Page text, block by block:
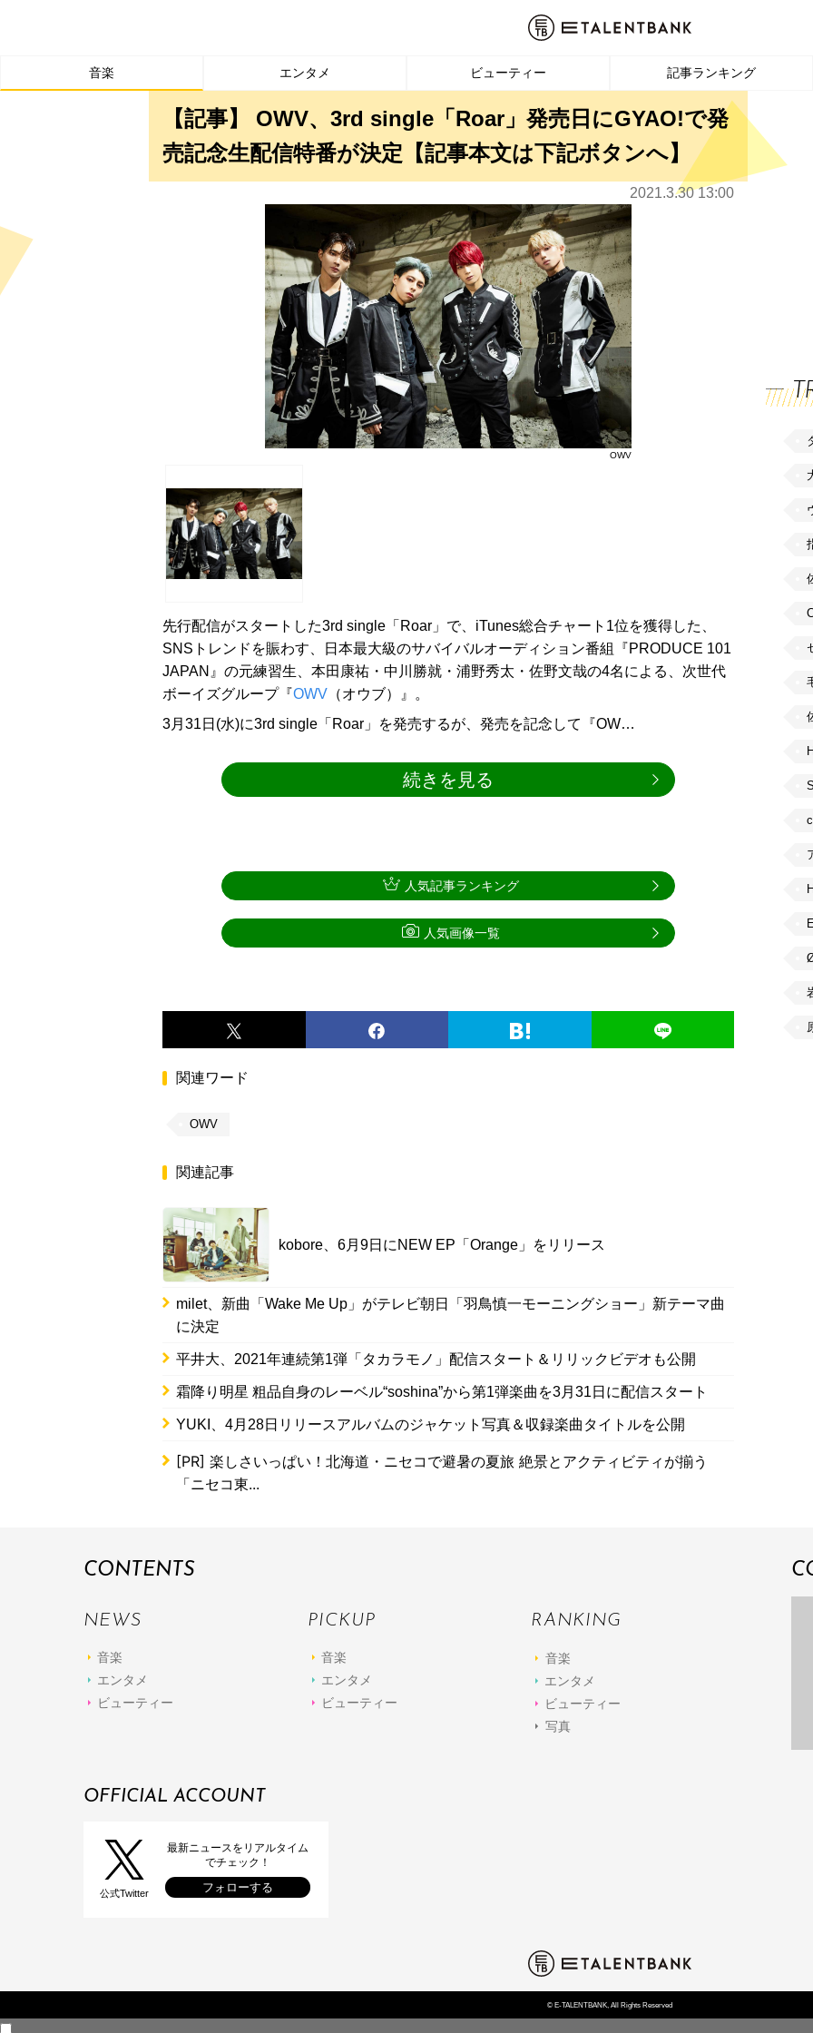
音楽 エンタメ ビューティー 記事ランキング
【記事】 OWV、3rd single「Roar」発売日にGYAO!で発
売記念生配信特番が決定【記事本文は下記ボタンへ】
2021.3.30 13:00
OWV
先行配信がスタートした3rd single「Roar」で、iTunes総合チャート1位を獲得した、
SNSトレンドを賑わす、日本最大級のサバイバルオーディション番組『PRODUCE 101
JAPAN』の元練習生、本田康祐・中川勝就・浦野秀太・佐野文哉の4名による、次世代
ボーイズグループ『OWV （オウブ）』。
3月31日(水)に3rd single「Roar」を発売するが、発売を記念して『OW…
続きを見る
関連ワード
OWV
関連記事
kobore、6月9日にNEW EP「Orange」をリリース
milet、新曲「Wake Me Up」がテレビ朝日「羽鳥慎一モーニングショー」新テーマ曲
に決定
平井大、2021年連続第1弾「タカラモノ」配信スタート＆リリックビデオも公開
霜降り明星 粗品自身のレーベル“soshina”から第1弾楽曲を3月31日に配信スタート
YUKI、4月28日リリースアルバムのジャケット写真＆収録楽曲タイトルを公開
[PR] 楽しさいっぱい！北海道・ニセコで避暑の夏旅 絶景とアクティビティが揃う
「ニセコ東...
人気記事ランキング
人気画像一覧
CONTENTS
NEWS
音楽
エンタメ
ビューティー
PICKUP
音楽
エンタメ
ビューティー
RANKING
音楽
エンタメ
ビューティー
写真
OFFICIAL ACCOUNT
公式Twitter
最新ニュースをリアルタイム
でチェック！
フォローする
© E-TALENTBANK, All Rights Reserved